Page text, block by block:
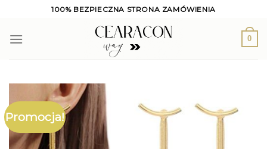
content
100% BEZPIECZNA STRONA ZAMÓWIENIA
0
Promocja!